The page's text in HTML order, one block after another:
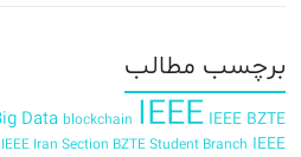
برچسب‌ مطالب
Data blockchain IEEE IEEE BZTE
IEEE Iran Section BZTE Student Branch IEEE